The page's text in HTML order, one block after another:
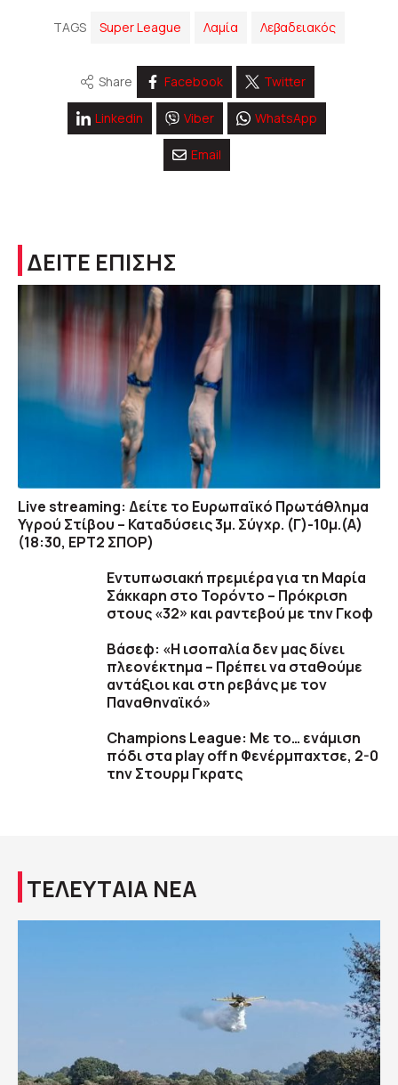
TAGS Super League Λαμία Λεβαδειακός
Share Facebook Twitter
Linkedin Viber WhatsApp
Email
ΔΕΙΤΕ ΕΠΙΣΗΣ
Live streaming: Δείτε το Ευρωπαϊκό Πρωτάθλημα
Υγρού Στίβου – Καταδύσεις 3μ. Σύγχρ. (Γ)-10μ.(Α)
(18:30, ΕΡΤ2 ΣΠΟΡ)
Εντυπωσιακή πρεμιέρα για τη Μαρία
Σάκκαρη στο Τορόντο – Πρόκριση
στους «32» και ραντεβού με την Γκοφ
Βάσεφ: «Η ισοπαλία δεν μας δίνει
πλεονέκτημα – Πρέπει να σταθούμε
αντάξιοι και στη ρεβάνς με τον
Παναθηναϊκό»
Champions League: Με το… ενάμιση
πόδι στα play off η Φενέρμπαχτσε, 2-0
την Στουρμ Γκρατς
ΤΕΛΕΥΤΑΙΑ ΝΕΑ